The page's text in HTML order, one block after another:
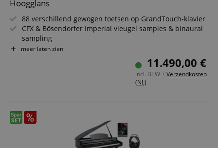
Hoogglans
88 verschillend gewogen toetsen op GrandTouch-klavier
CFX & Bösendorfer Imperial vleugel samples & binaural
sampling
27 Voice Demo Songs + 50 Piano Songs + 303
256-voudige polyfonie & 53 klankkleuren
3-wegs luidsprekersysteem met 260 watt versterker
Bluetooth-audio, MIDI, USB to Host & USB to Device
meer laten zien
11.490,00 €
incl. BTW + Verzendkosten
(NL)